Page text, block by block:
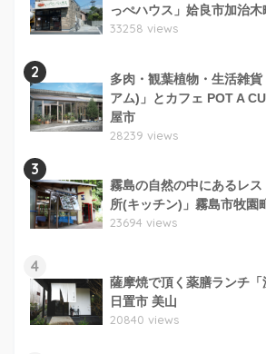
っぺハウス」姶良市加治木
33258 views
2
多肉・観葉植物・生活雑
アム)」とカフェ POT A
屋市
28239 views
3
霧島の自然の中にあるレ
所(キッチン)」霧島市牧園
23694 views
4
薩摩焼で頂く薬膳ランチ「
日置市 美山
20840 views